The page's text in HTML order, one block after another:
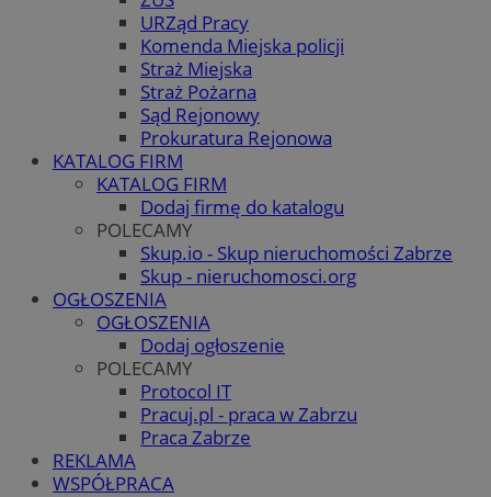
URZąd Pracy
Komenda Miejska policji
Straż Miejska
Straż Pożarna
Sąd Rejonowy
Prokuratura Rejonowa
KATALOG FIRM
KATALOG FIRM
Dodaj firmę do katalogu
POLECAMY
Skup.io - Skup nieruchomości Zabrze
Skup - nieruchomosci.org
OGŁOSZENIA
OGŁOSZENIA
Dodaj ogłoszenie
POLECAMY
Protocol IT
Pracuj.pl - praca w Zabrzu
Praca Zabrze
REKLAMA
WSPÓŁPRACA